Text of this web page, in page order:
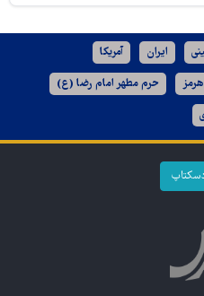
ایران آمریکا
حرم مطهر امام رضا (ع)